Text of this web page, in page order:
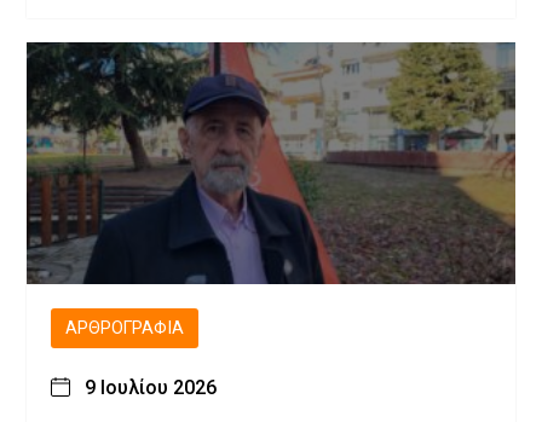
ΑΡΘΡΟΓΡΑΦΊΑ
9 Ιουλίου 2026